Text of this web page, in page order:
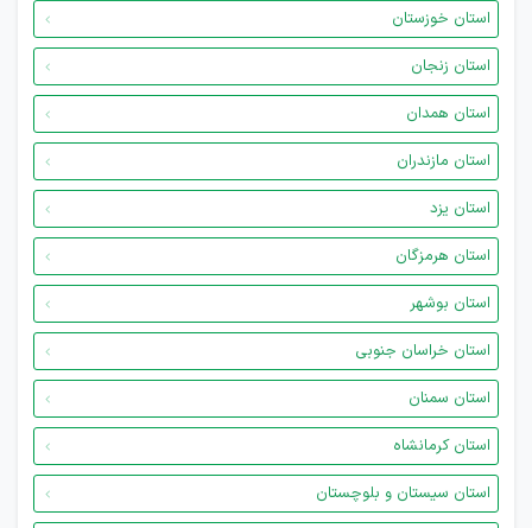
استان خوزستان
استان زنجان
استان همدان
استان مازندران
استان یزد
استان هرمزگان
استان بوشهر
استان خراسان جنوبی
استان سمنان
استان کرمانشاه
استان سیستان و بلوچستان